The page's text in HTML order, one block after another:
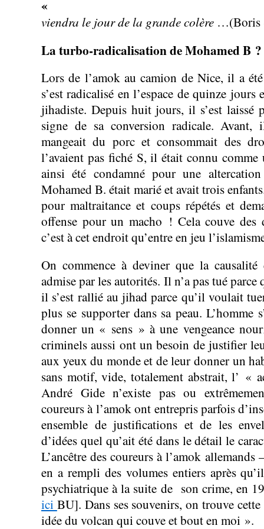
viendra le jour de la grande colère …(Boris
La turbo-radicalisation de Mohamed B ?
Lors de l’amok au camion de Nice, il a
s’est radicalisé en l’espace de quinze jours
jihadiste. Depuis huit jours, il s’est laissé
signe de sa conversion radicale. Avant,
mangeait du porc et consommait des
l’avaient pas fiché S, il était connu
ainsi été condamné pour une
Mohamed B. était marié et avait trois
pour maltraitance et coups répétés et
offense pour un macho ! Cela couve des
c’est à cet endroit qu’entre en jeu
On commence à deviner que la causalité
admise par les autorités. Il n’a pas tué parce
il s’est rallié au jihad parce qu’il voulait
plus se supporter dans sa peau. L’homme
donner un « sens » à une vengeance
criminels aussi ont un besoin de justifier
aux yeux du monde et de leur donner un
sans motif, vide, totalement abstrait, l’ «
André Gide n’existe pas ou
coureurs à l’amok ont entrepris parfois
ensemble de justifications et de les
d’idées quel qu’ait été dans le détail le
L’ancêtre des coureurs à l’amok
en a rempli des volumes entiers après
psychiatrique à la suite de son crime, en
ici BU]. Dans ses souvenirs, on trouve
idée du volcan qui couve et bout en moi ».